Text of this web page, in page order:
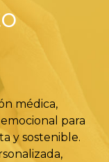
médica,
para
y sostenible.